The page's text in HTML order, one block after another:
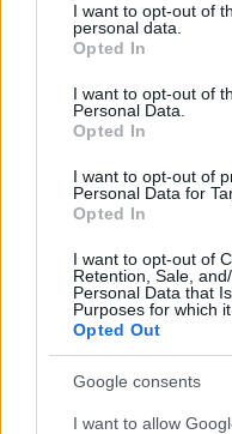
disclose it to other third
Please note that this
services and may gather
not limited to your visit
grant or deny consent to
consent section.
I want to opt-out of
personal data.
Opted In
I want to opt-out of
Personal Data.
Opted In
I want to opt-out of
Personal Data for
Opted In
I want to opt-out of
Retention, Sale,
Personal Data that
Purposes for which
Opted Out
Google consents
I want to allow